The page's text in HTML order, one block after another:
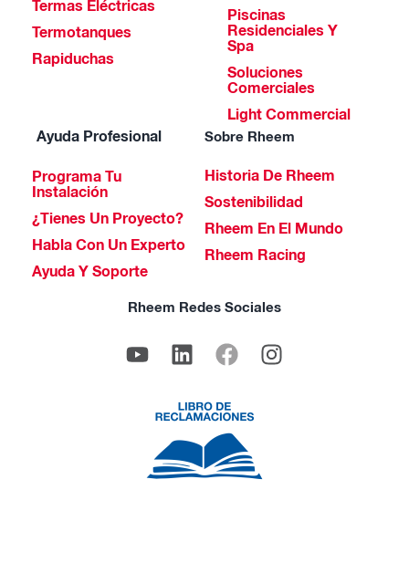
Termas Eléctricas
Termotanques
Rapiduchas
Piscinas
Residenciales Y
Spa
Soluciones
Comerciales
Light Commercial
Ayuda Profesional
Programa Tu
Instalación
¿Tienes Un Proyecto?
Habla Con Un Experto
Ayuda Y Soporte
Sobre Rheem
Historia De Rheem
Sostenibilidad
Rheem En El Mundo
Rheem Racing
Rheem Redes Sociales